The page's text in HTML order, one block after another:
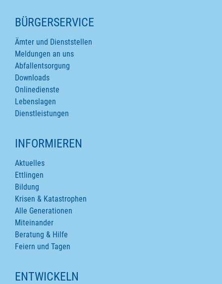
SEITENINHALTE
BÜRGERSERVICE
Ämter und Dienststellen
Meldungen an uns
Abfallentsorgung
Downloads
Onlinedienste
Lebenslagen
Dienstleistungen
INFORMIEREN
Aktuelles
Ettlingen
Bildung
Krisen & Katastrophen
Alle Generationen
Miteinander
Beratung & Hilfe
Feiern und Tagen
ENTWICKELN